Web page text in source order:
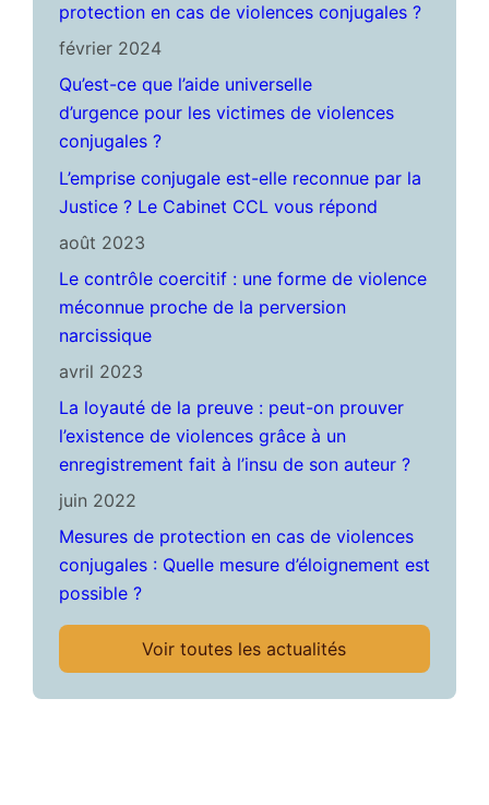
protection en cas de violences conjugales ?
février 2024
Qu’est-ce que l’aide universelle
d’urgence pour les victimes de violences
conjugales ?
L’emprise conjugale est-elle reconnue par la
Justice ? Le Cabinet CCL vous répond
août 2023
Le contrôle coercitif : une forme de violence
méconnue proche de la perversion
narcissique
avril 2023
La loyauté de la preuve : peut-on prouver
l’existence de violences grâce à un
enregistrement fait à l’insu de son auteur ?
juin 2022
Mesures de protection en cas de violences
conjugales : Quelle mesure d’éloignement est
possible ?
Voir toutes les actualités